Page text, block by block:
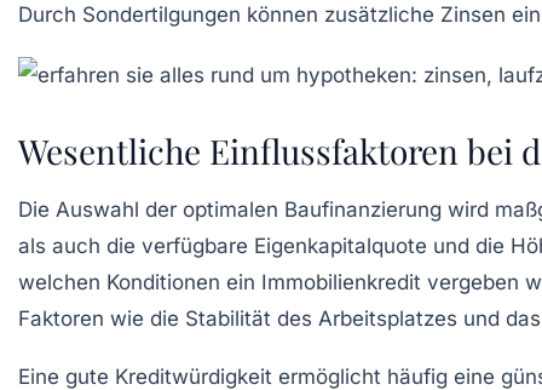
Durch Sondertilgungen können zusätzliche Zinsen
Wesentliche Einflussfaktoren bei
Die Auswahl der optimalen Baufinanzierung wird
als auch die verfügbare Eigenkapitalquote und die
welchen Konditionen ein Immobilienkredit vergeben
Faktoren wie die Stabilität des Arbeitsplatzes und
Eine gute Kreditwürdigkeit ermöglicht häufig eine